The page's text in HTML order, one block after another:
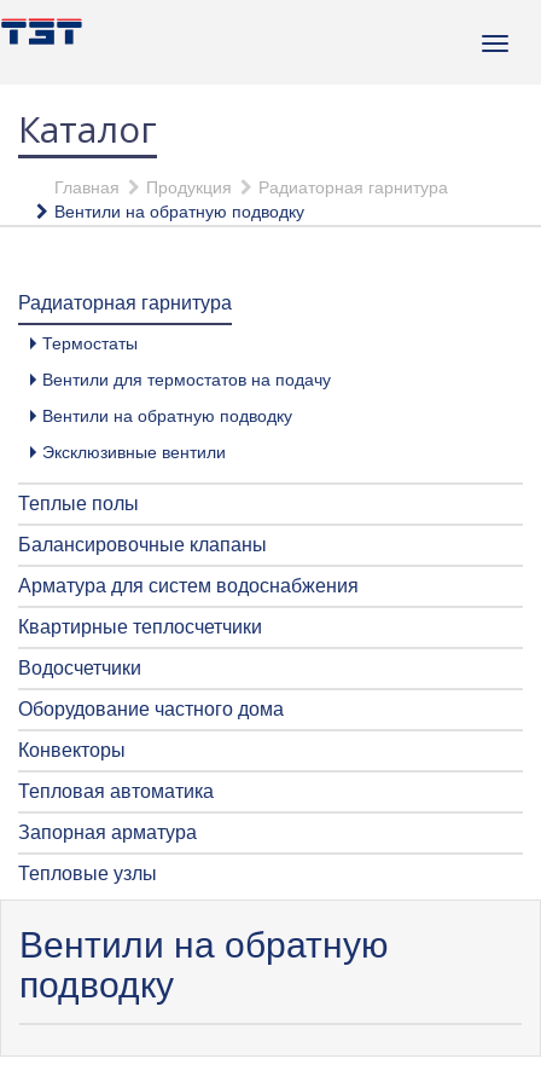
Каталог
Главная Продукция
Радиаторная гарнитура
Вентили на обратную подводку
Радиаторная гарнитура
Термостаты
Вентили для термостатов на подачу
Вентили на обратную подводку
Эксклюзивные вентили
Теплые полы
Балансировочные клапаны
Арматура для систем водоснабжения
Квартирные теплосчетчики
Водосчетчики
Оборудование частного дома
Конвекторы
Тепловая автоматика
Запорная арматура
Тепловые узлы
Вентили на обратную
подводку